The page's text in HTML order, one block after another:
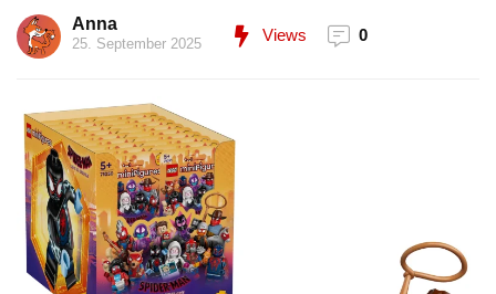
Anna
25. September 2025 Views 0